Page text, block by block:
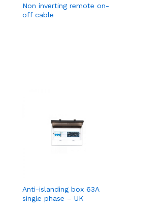
Non inverting remote on-
off cable
Anti-islanding box 63A
single phase – UK